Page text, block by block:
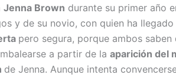
Jenna Brown durante su primer año
y de su novio, con quien ha
pero segura, porque ambos saben
a partir de la aparición del
de Jenna. Aunque intenta